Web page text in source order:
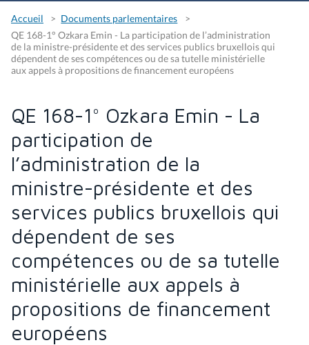
Accueil
Documents parlementaires
QE 168-1° Ozkara Emin - La participation de l’administration
de la ministre-présidente et des services publics bruxellois qui
dépendent de ses compétences ou de sa tutelle ministérielle
aux appels à propositions de financement européens
QE 168-1° Ozkara Emin - La
participation de
l’administration de la
ministre-présidente et des
services publics bruxellois qui
dépendent de ses
compétences ou de sa tutelle
ministérielle aux appels à
propositions de financement
européens